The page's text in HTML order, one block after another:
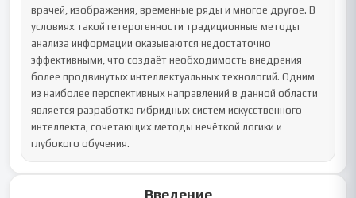
врачей, изображения, временные ряды и многое другое. В
условиях такой гетерогенности традиционные методы
анализа информации оказываются недостаточно
эффективными, что создаёт необходимость внедрения
более продвинутых интеллектуальных технологий. Одним
из наиболее перспективных направлений в данной области
является разработка гибридных систем искусственного
интеллекта, сочетающих методы нечёткой логики и
глубокого обучения.
Введение